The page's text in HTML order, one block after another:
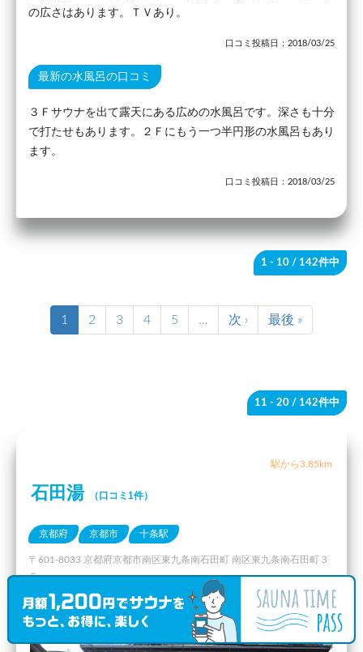
の広さはあります。ＴＶあり。
口コミ投稿日：2018/03/25
最新の水風呂の口コミ
３Ｆサウナを出て露天にある広めの水風呂です。深さも十分
で打たせもあります。２Ｆにもう一つ半円形の水風呂もあり
ます。
口コミ投稿日：2018/03/25
1 - 10 / 142件中
1 2 3 4 5 … 次 › 最後 »
11 - 20 / 142件中
駅から3.85km
石田湯 （口コミ1件）
京都府 京都市 十条駅
〒601-8033 京都府京都市南区東九条南石田町 南区東九条南石田町３
５